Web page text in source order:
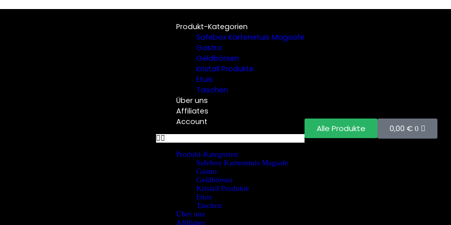
Alle Produkte
Produkt-Kategorien
Safebox Kartenetuis Magsafe
Gastro
Geldbörsen
Kristall Produkte
Etuis
Taschen
Über uns
Affiliates
Account
Produkt-Kategorien
Safebox Kartenetuis Magsafe
Gastro
Geldbörsen
Kristall Produkte
Etuis
Taschen
Über uns
Affiliates
0,00 € 0